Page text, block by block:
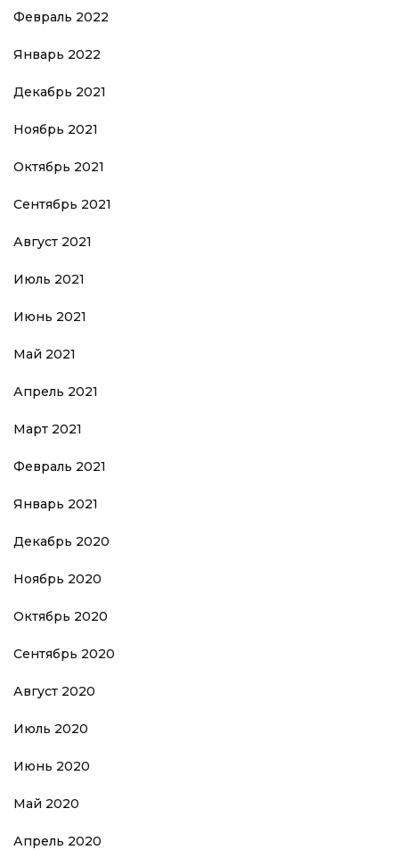
Февраль 2022
Январь 2022
Декабрь 2021
Ноябрь 2021
Октябрь 2021
Сентябрь 2021
Август 2021
Июль 2021
Июнь 2021
Май 2021
Апрель 2021
Март 2021
Февраль 2021
Январь 2021
Декабрь 2020
Ноябрь 2020
Октябрь 2020
Сентябрь 2020
Август 2020
Июль 2020
Июнь 2020
Май 2020
Апрель 2020